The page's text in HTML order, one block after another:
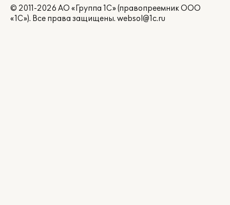
© 2011-2026 АО «Группа 1С» (правопреемник ООО
«1С»). Все права защищены. websol@1c.ru